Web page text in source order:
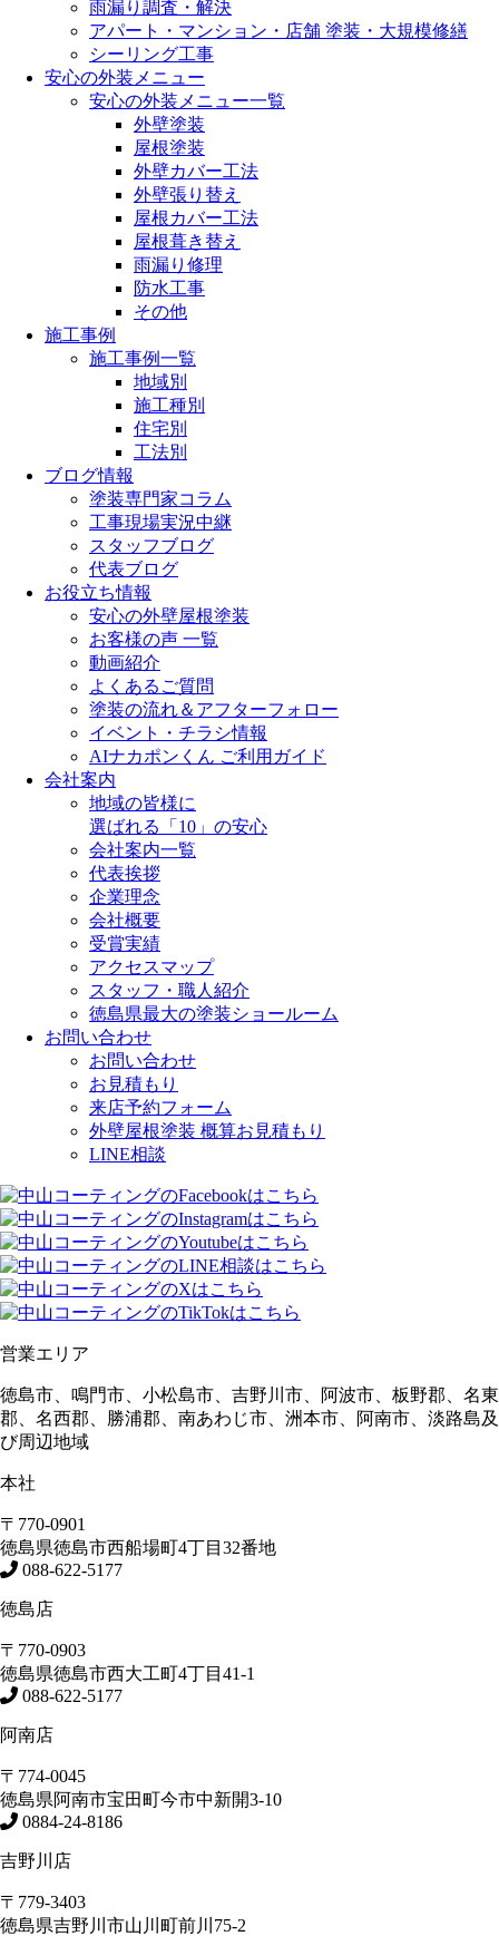
雨漏り調査・解決
アパート・マンション・店舗 塗装・大規模修繕
シーリング工事
安心の外装メニュー
安心の外装メニュー一覧
外壁塗装
屋根塗装
外壁カバー工法
外壁張り替え
屋根カバー工法
屋根葺き替え
雨漏り修理
防水工事
その他
施工事例
施工事例一覧
地域別
施工種別
住宅別
工法別
ブログ情報
塗装専門家コラム
工事現場実況中継
スタッフブログ
代表ブログ
お役立ち情報
安心の外壁屋根塗装
お客様の声 一覧
動画紹介
よくあるご質問
塗装の流れ＆アフターフォロー
イベント・チラシ情報
AIナカポンくん ご利用ガイド
会社案内
地域の皆様に
選ばれる「10」の安心
会社案内一覧
代表挨拶
企業理念
会社概要
受賞実績
アクセスマップ
スタッフ・職人紹介
徳島県最大の塗装ショールーム
お問い合わせ
お問い合わせ
お見積もり
来店予約フォーム
外壁屋根塗装 概算お見積もり
LINE相談
営業エリア
徳島市、鳴門市、小松島市、吉野川市、阿波市、板野郡、名東
郡、名西郡、勝浦郡、南あわじ市、洲本市、阿南市、淡路島及
び周辺地域
本社
〒770-0901
徳島県徳島市西船場町4丁目32番地
088-622-5177
徳島店
〒770-0903
徳島県徳島市西大工町4丁目41-1
088-622-5177
阿南店
〒774-0045
徳島県阿南市宝田町今市中新開3-10
0884-24-8186
吉野川店
〒779-3403
徳島県吉野川市山川町前川75-2